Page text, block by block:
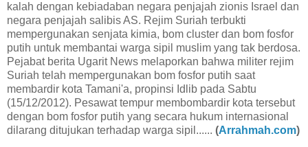
kalah dengan kebiadaban negara penjajah zionis Israel dan
negara penjajah salibis AS. Rejim Suriah terbukti
mempergunakan senjata kimia, bom cluster dan bom fosfor
putih untuk membantai warga sipil muslim yang tak berdosa.
Pejabat berita Ugarit News melaporkan bahwa militer rejim
Suriah telah mempergunakan bom fosfor putih saat
membardir kota Tamani'a, propinsi Idlib pada Sabtu
(15/12/2012). Pesawat tempur membombardir kota tersebut
dengan bom fosfor putih yang secara hukum internasional
dilarang ditujukan terhadap warga sipil...... (Arrahmah.com)